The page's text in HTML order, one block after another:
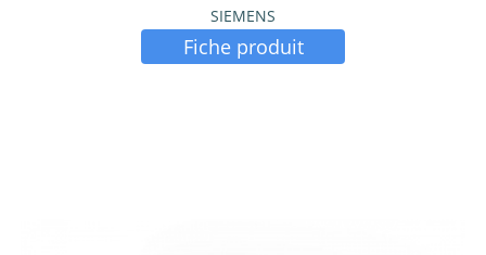
SIEMENS
Fiche produit